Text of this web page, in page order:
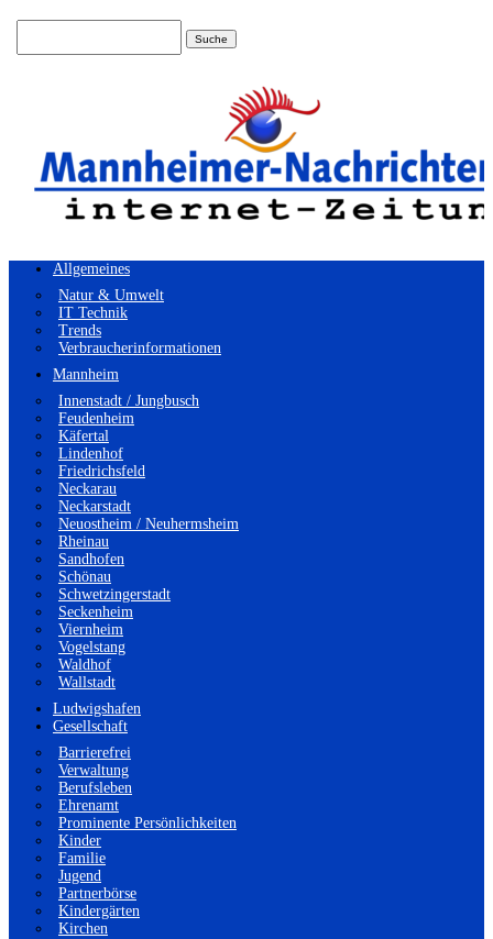
Allgemeines
Natur & Umwelt
IT Technik
Trends
Verbraucherinformationen
Mannheim
Innenstadt / Jungbusch
Feudenheim
Käfertal
Lindenhof
Friedrichsfeld
Neckarau
Neckarstadt
Neuostheim / Neuhermsheim
Rheinau
Sandhofen
Schönau
Schwetzingerstadt
Seckenheim
Viernheim
Vogelstang
Waldhof
Wallstadt
Ludwigshafen
Gesellschaft
Barrierefrei
Verwaltung
Berufsleben
Ehrenamt
Prominente Persönlichkeiten
Kinder
Familie
Jugend
Partnerbörse
Kindergärten
Kirchen